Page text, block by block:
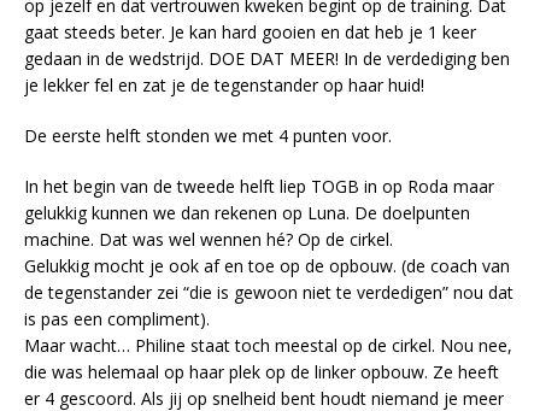
op jezelf en dat vertrouwen kweken begint op de training. Dat
gaat steeds beter. Je kan hard gooien en dat heb je 1 keer
gedaan in de wedstrijd. DOE DAT MEER! In de verdediging ben
je lekker fel en zat je de tegenstander op haar huid!
De eerste helft stonden we met 4 punten voor.
In het begin van de tweede helft liep TOGB in op Roda maar
gelukkig kunnen we dan rekenen op Luna. De doelpunten
machine. Dat was wel wennen hé? Op de cirkel.
Gelukkig mocht je ook af en toe op de opbouw. (de coach van
de tegenstander zei “die is gewoon niet te verdedigen” nou dat
is pas een compliment).
Maar wacht… Philine staat toch meestal op de cirkel. Nou nee,
die was helemaal op haar plek op de linker opbouw. Ze heeft
er 4 gescoord. Als jij op snelheid bent houdt niemand je meer